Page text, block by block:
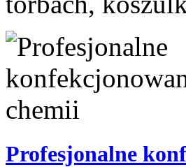
Profesjonalne